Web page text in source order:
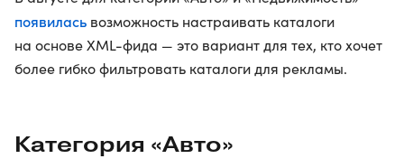
появилась возможность настраивать каталоги
на основе XML-фида — это вариант для тех, кто хочет
более гибко фильтровать каталоги для рекламы.
Категория «Авто»